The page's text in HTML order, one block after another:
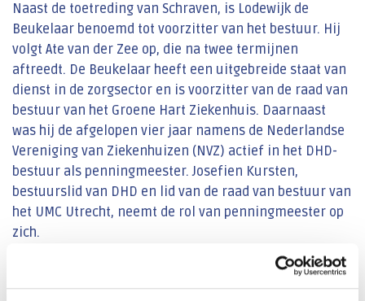
Naast de toetreding van Schraven, is Lodewijk de
Beukelaar benoemd tot voorzitter van het bestuur. Hij
volgt Ate van der Zee op, die na twee termijnen
aftreedt. De Beukelaar heeft een uitgebreide staat van
dienst in de zorgsector en is voorzitter van de raad van
bestuur van het Groene Hart Ziekenhuis. Daarnaast
was hij de afgelopen vier jaar namens de Nederlandse
Vereniging van Ziekenhuizen (NVZ) actief in het DHD-
bestuur als penningmeester. Josefien Kursten,
bestuurslid van DHD en lid van de raad van bestuur van
het UMC Utrecht, neemt de rol van penningmeester op
zich.
DHD is in 2008 opgericht door de NVZ en de NFU.